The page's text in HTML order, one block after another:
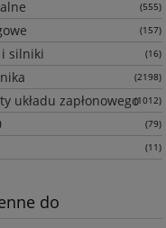
(555)
(157)
i silniki (16)
(2198)
układu zapłonowego(1012)
(79)
(11)
do